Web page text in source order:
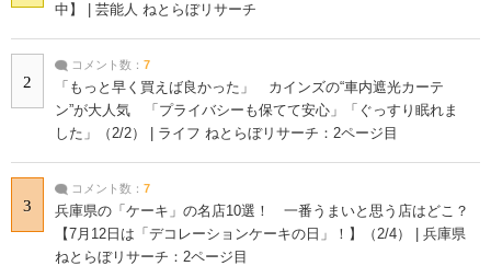
中】 | 芸能人 ねとらぼリサーチ
2
コメント数： 7
「もっと早く買えば良かった」 カインズの“車内遮光カーテ
ン”が大人気 「プライバシーも保てて安心」「ぐっすり眠れま
した」（2/2） | ライフ ねとらぼリサーチ：2ページ目
3
コメント数： 7
兵庫県の「ケーキ」の名店10選！ 一番うまいと思う店はどこ？
【7月12日は「デコレーションケーキの日」！】（2/4） | 兵庫県
ねとらぼリサーチ：2ページ目